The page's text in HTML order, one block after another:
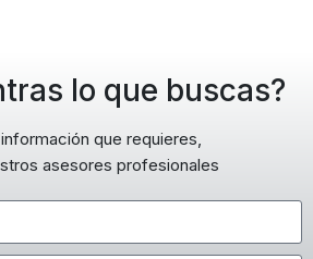
lo que buscas?
que requieres,
asesores profesionales